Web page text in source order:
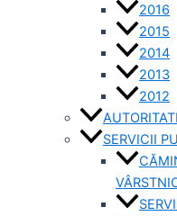
2016
2015
2014
2013
2012
SERVICII